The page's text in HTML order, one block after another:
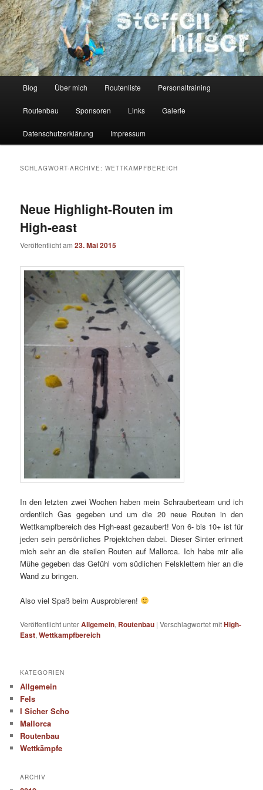
Zum
Inhalt
wechseln
Zum
sekundären
Inhalt
wechselnSteffen Hilger
Kletterer – Routenbauer – Trainer
Blog Über mich Routenliste Personaltraining
Routenbau Sponsoren Links Galerie
Datenschutzerklärung Impressum
SCHLAGWORT-ARCHIVE:WETTKAMPFBEREICH
Neue Highlight-Routen im
High-east
Veröffentlicht am23. Mai 2015
In den letzten zwei Wochen haben mein Schrauberteam und ich
ordentlich Gas gegeben und um die 20 neue Routen in den
Wettkampfbereich des High-east gezaubert! Von 6- bis 10+ ist für
jeden sein persönliches Projektchen dabei. Dieser Sinter erinnert
mich sehr an die steilen Routen auf Mallorca. Ich habe mir alle
Mühe gegeben das Gefühl vom südlichen Felsklettern hier an die
Wand zu bringen.
Also viel Spaß beim Ausprobieren!
Veröffentlicht unterAllgemein, Routenbau |Verschlagwortet mitHigh-
East,Wettkampfbereich
KATEGORIEN
Allgemein
Fels
I Sicher Scho
Mallorca
Routenbau
Wettkämpfe
ARCHIV